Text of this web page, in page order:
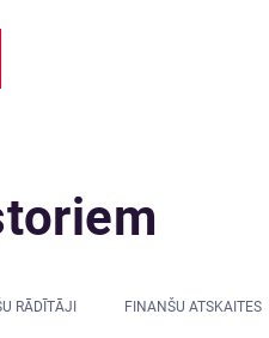
RĀDĪTĀJI FINANŠU ATSKAITES